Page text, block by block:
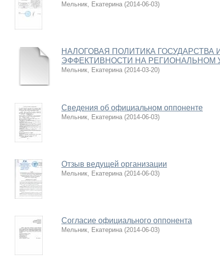
Мельник, Екатерина (2014-06-03)
НАЛОГОВАЯ ПОЛИТИКА ГОСУДАРСТВА
ЭФФЕКТИВНОСТИ НА РЕГИОНАЛЬНОМ
Мельник, Екатерина (2014-03-20)
Сведения об официальном оппоненте
Мельник, Екатерина (2014-06-03)
Отзыв ведущей организации
Мельник, Екатерина (2014-06-03)
Согласие официального оппонента
Мельник, Екатерина (2014-06-03)